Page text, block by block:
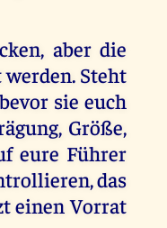
aber die
Steht
sie euch
Größe,
eure Führer
das
einen Vorrat